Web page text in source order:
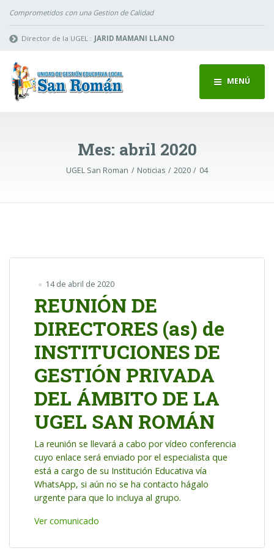
Comprometidos con una Gestion de Calidad
Director de la UGEL : JARID MAMANI LLANO
MENÚ
Mes: abril 2020
UGEL San Roman Noticias 2020 04
14 de abril de 2020
REUNIÓN DE
DIRECTORES (as) de
INSTITUCIONES DE
GESTIÓN PRIVADA
DEL ÁMBITO DE LA
UGEL SAN ROMÁN
La reunión se llevará a cabo por vídeo conferencia
cuyo enlace será enviado por el especialista que
está a cargo de su Institución Educativa vía
WhatsApp, si aún no se ha contacto hágalo
urgente para que lo incluya al grupo.
Ver comunicado